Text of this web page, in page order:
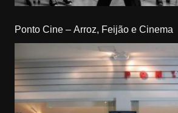
Ponto Cine – Arroz, Feijão e Cinema